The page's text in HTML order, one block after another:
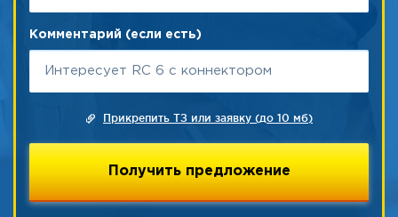
Комментарий (если есть)
Прикрепить ТЗ или заявку (до 10 мб)